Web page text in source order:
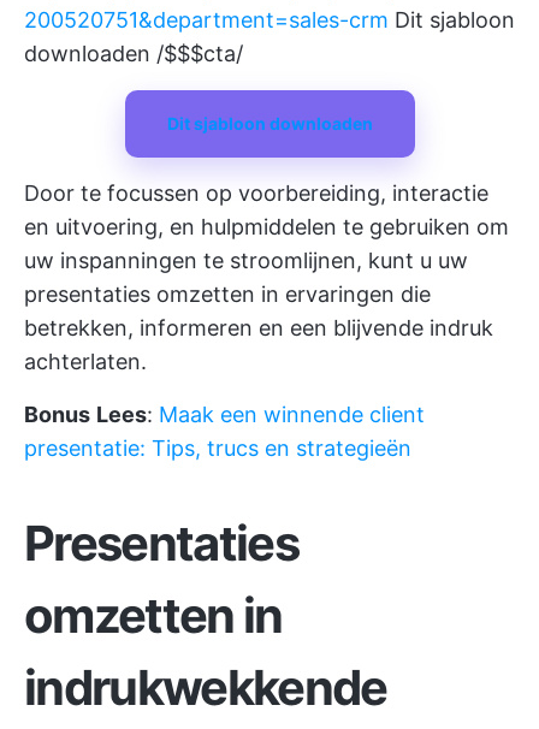
200520751&department=sales-crm Dit sjabloon
downloaden /$$$cta/
Dit sjabloon downloaden
Door te focussen op voorbereiding, interactie
en uitvoering, en hulpmiddelen te gebruiken om
uw inspanningen te stroomlijnen, kunt u uw
presentaties omzetten in ervaringen die
betrekken, informeren en een blijvende indruk
achterlaten.
Bonus Lees: Maak een winnende client
presentatie: Tips, trucs en strategieën
Presentaties
omzetten in
indrukwekkende